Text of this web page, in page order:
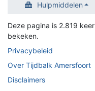
Hulpmiddelen
Deze pagina is 2.819 keer
bekeken.
Privacybeleid
Over Tijdbalk Amersfoort
Disclaimers